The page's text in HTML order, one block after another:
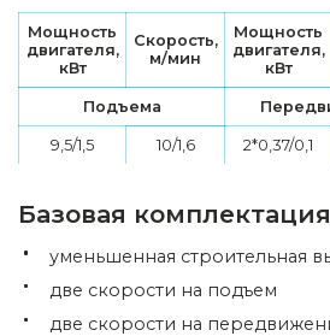
Мощность
двигателя,
кВт
Скорость,
м/мин
Мощность
двигателя,
кВт
Подъема
9,5/1,5 10/1,6 2*0,37/0,1
Базовая комплектация
уменьшенная строительная
две скорости на подъем
две скорости на